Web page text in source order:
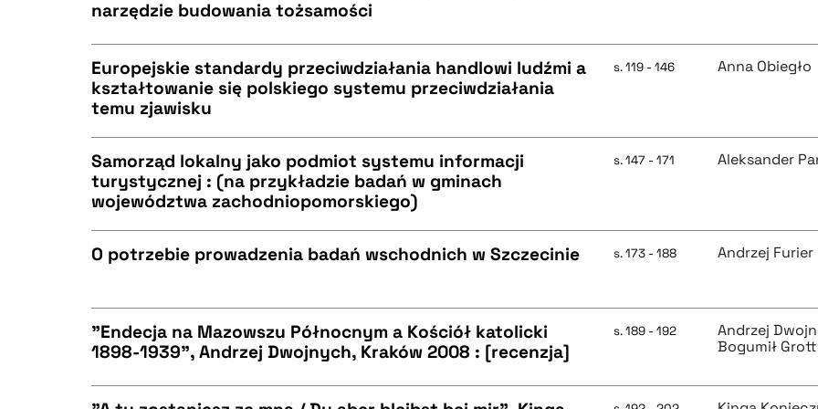
BIBTEX
BIBTEX
narzędzie budowania tożsamości
CZYSTY TEKST
BIBTEX
Europejskie standardy przeciwdziałania handlowi ludźmi a
kształtowanie się polskiego systemu przeciwdziałania
temu zjawisku
s. 119 - 146 Anna Obiegło
CZYSTY TEKST
BIBTEX
Samorząd lokalny jako podmiot systemu informacji
turystycznej : (na przykładzie badań w gminach
województwa zachodniopomorskiego)
s. 147 - 171 Aleksander
BIBTEX
O potrzebie prowadzenia badań wschodnich w Szczecinie s. 173 - 188 Andrzej Furier
"Endecja na Mazowszu Północnym a Kościół katolicki
1898-1939", Andrzej Dwojnych, Kraków 2008 : [recenzja]
s. 189 - 192
Andrzej
Bogumił Grott